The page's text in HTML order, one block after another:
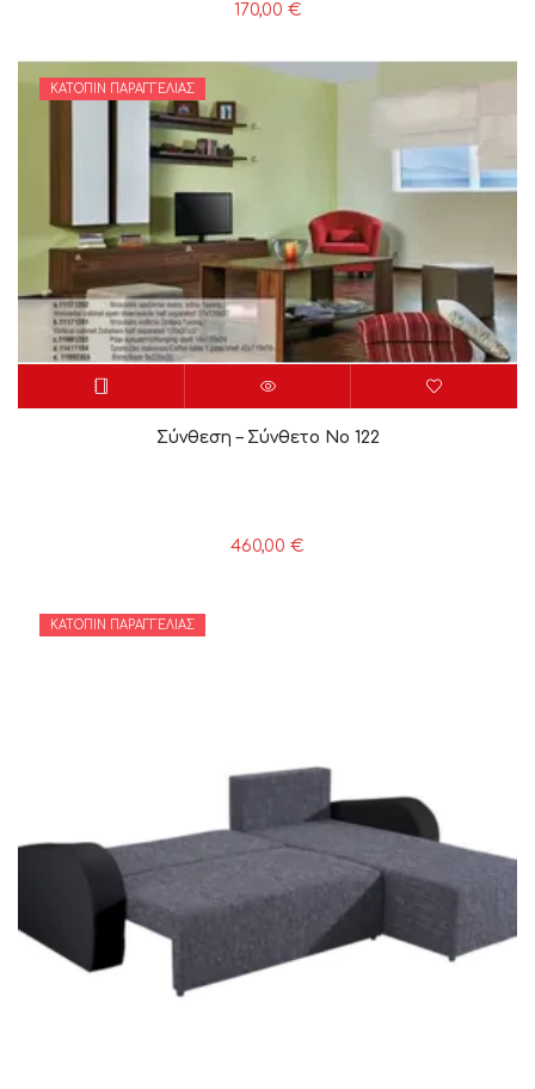
170,00 €
ΚΑΤΌΠΙΝ ΠΑΡΑΓΓΕΛΊΑΣ
Σύνθεση – Σύνθετο Νο 122
460,00 €
ΚΑΤΌΠΙΝ ΠΑΡΑΓΓΕΛΊΑΣ